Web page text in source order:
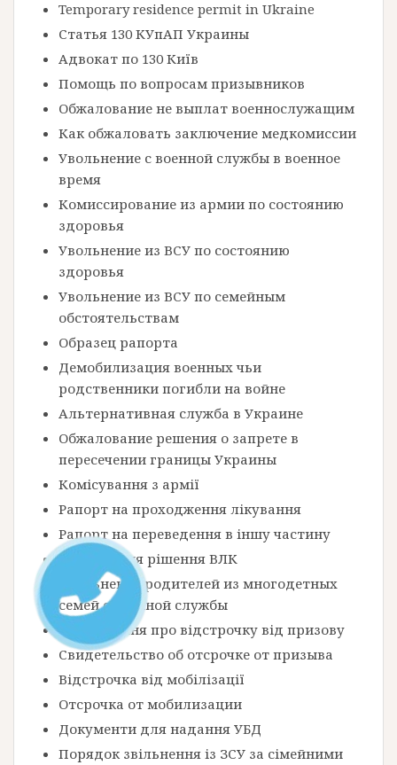
Temporary residence permit in Ukraine
Статья 130 КУпАП Украины
Адвокат по 130 Київ
Помощь по вопросам призывников
Обжалование не выплат военнослужащим
Как обжаловать заключение медкомиссии
Увольнение с военной службы в военное
время
Комиссирование из армии по состоянию
здоровья
Увольнение из ВСУ по состоянию
здоровья
Увольнение из ВСУ по семейным
обстоятельствам
Образец рапорта
Демобилизация военных чьи
родственники погибли на войне
Альтернативная служба в Украине
Обжалование решения о запрете в
пересечении границы Украины
Комісування з армії
Рапорт на проходження лікування
Рапорт на переведення в іншу частину
Оскарження рішення ВЛК
Увольнение родителей из многодетных
семей с военной службы
Посвідчення про відстрочку від призову
Свидетельство об отсрочке от призыва
Відстрочка від мобілізації
Отсрочка от мобилизации
Документи для надання УБД
Порядок звільнення із ЗСУ за сімейними